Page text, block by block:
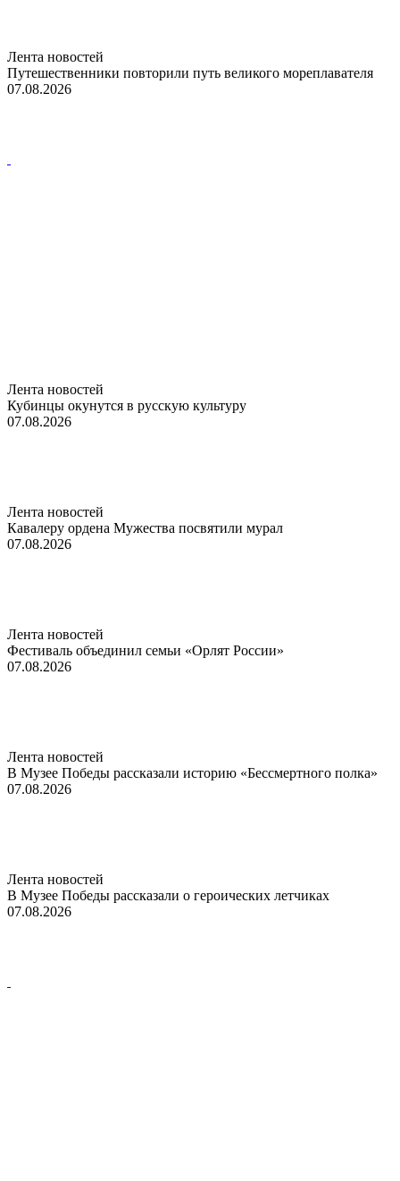
Лента новостей
Путешественники повторили путь великого мореплавателя
07.08.2026
Лента новостей
Кубинцы окунутся в русскую культуру
07.08.2026
Лента новостей
Кавалеру ордена Мужества посвятили мурал
07.08.2026
Лента новостей
Фестиваль объединил семьи «Орлят России»
07.08.2026
Лента новостей
В Музее Победы рассказали историю «Бессмертного полка»
07.08.2026
Лента новостей
В Музее Победы рассказали о героических летчиках
07.08.2026